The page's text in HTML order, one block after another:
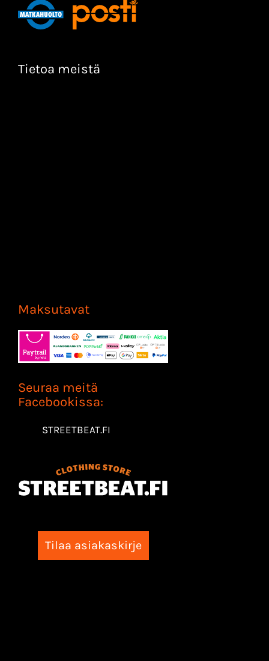
Tietoa meistä
Maksutavat
Seuraa meitä
Facebookissa:
STREETBEAT.FI